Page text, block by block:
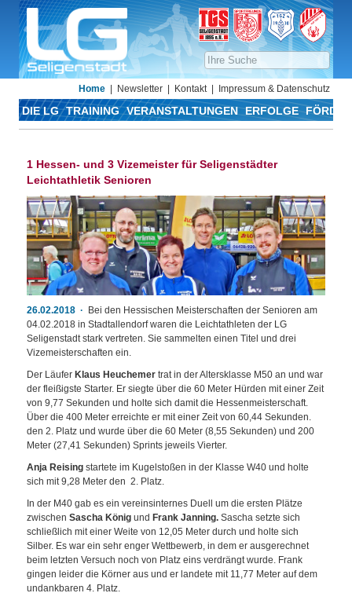
Home Newsletter Kontakt Impressum & Datenschutz
DIE LG TRAINING VERANSTALTUNGEN ERFOLGE
1 Hessen- und 3 Vizemeister für Seligenstädter
Leichtathletik Senioren
26.02.2018
Bei den Hessischen Meisterschaften der Senioren am
04.02.2018 in Stadtallendorf waren die Leichtathleten der LG
Seligenstadt stark vertreten. Sie sammelten einen Titel und drei
Vizemeisterschaften ein.
Der Läufer Klaus Heuchemer trat in der Altersklasse M50 an und war
der fleißigste Starter. Er siegte über die 60 Meter Hürden mit einer Zeit
von 9,77 Sekunden und holte sich damit die Hessenmeisterschaft.
Über die 400 Meter erreichte er mit einer Zeit von 60,44 Sekunden.
den 2. Platz und wurde über die 60 Meter (8,55 Sekunden) und 200
Meter (27,41 Sekunden) Sprints jeweils Vierter.
Anja Reising startete im Kugelstoßen in der Klasse W40 und holte
sich mit 9,28 Meter den 2. Platz.
In der M40 gab es ein vereinsinternes Duell um die ersten Plätze
zwischen Sascha König und Frank Janning. Sascha setzte sich
schließlich mit einer Weite von 12,05 Meter durch und holte sich
Silber. Es war ein sehr enger Wettbewerb, in dem er ausgerechnet
beim letzten Versuch noch von Platz eins verdrängt wurde. Frank
gingen leider die Körner aus und er landete mit 11,77 Meter auf dem
undankbaren 4. Platz.